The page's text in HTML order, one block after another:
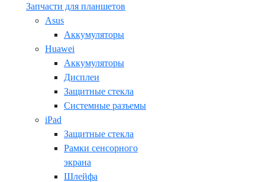
Запчасти для планшетов
Asus
Аккумуляторы
Huawei
Аккумуляторы
Дисплеи
Защитные стекла
Системные разъемы
iPad
Защитные стекла
Рамки сенсорного
экрана
Шлейфа